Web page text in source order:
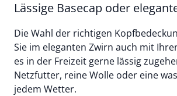
Lässige Basecap oder
Die Wahl der richtigen
Sie im eleganten Zwirn auch mit
es in der Freizeit gerne lässig
Netzfutter, reine Wolle oder eine
jedem Wetter.